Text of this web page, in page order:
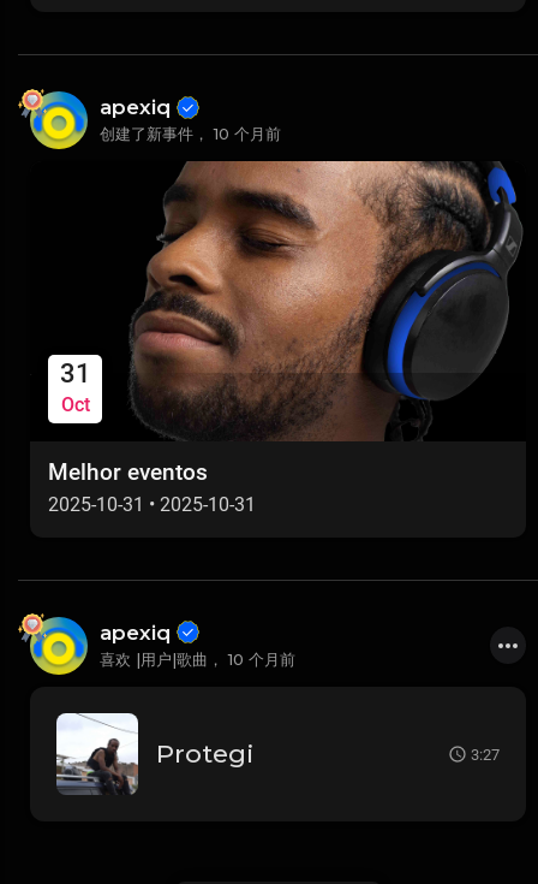
apexiq
创建了新事件，10 个月前
31
Oct
Melhor eventos
2025-10-31 • 2025-10-31
apexiq
喜欢 |用户|歌曲，10 个月前
Protegi 3:27